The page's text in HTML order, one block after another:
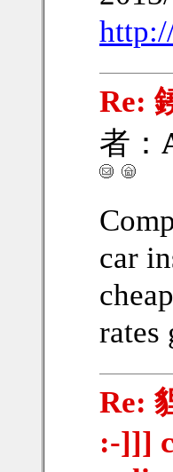
Re:
者：
car
rates
Re:
:-]]]